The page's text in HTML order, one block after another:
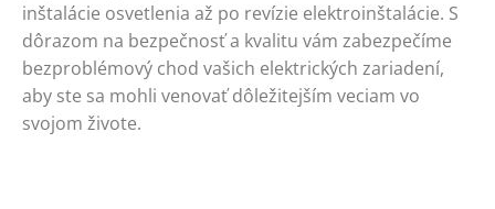
inštalácie osvetlenia až po revízie elektroinštalácie. S
dôrazom na bezpečnosť a kvalitu vám zabezpečíme
bezproblémový chod vašich elektrických zariadení,
aby ste sa mohli venovať dôležitejším veciam vo
svojom živote.